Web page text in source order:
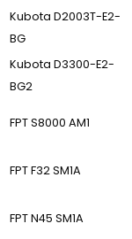
Kubota D2003T-E2-
BG
Kubota D3300-E2-
BG2
FPT S8000 AM1
FPT F32 SM1A
FPT N45 SM1A